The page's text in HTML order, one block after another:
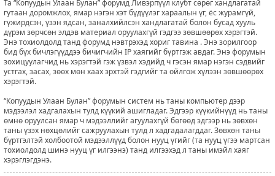
Та “Копуудын Улаан Булан” форумд Ливэрпүүл клубт сөрөг хандлагатай
гутаан доромжлох, ямар нэгэн хэт бүдүүлэг хараалын үг, ёс журамгүй,
гүжирдсэн, үзэн ядсан, заналхийлсэн хандлагатай болон бусад хууль
дүрэм зөрчсөн элдэв материал оруулахгүй гэдгээ зөвшөөрөх хэрэгтэй.
Энэ тохиолдолд танд форумд нэвтрэхэд хориг тавина . Энэ зорилгоор
бид бүх бичлэгүүддээ бичигчийн IP хаягийг бүртгэж авдаг. Энэ форумын
зохицуулагчид нь хэрэгтэй гэж үзвэл хэдийд ч гэсэн ямар нэгэн сэдвийг
устгах, засах, зөөх мөн хаах эрхтэй гэдгийг та ойлгож хүлээн зөвшөөрөх
хэрэгтэй.
“Копуудын Улаан Булан” форумын систем нь таны компьютер дээр
мэдээлэл хадгалахын тулд күүкий ашигладаг. Эдгээр күүкийнүүд нь таны
өмнө оруулсан ямар ч мэдээллийг агуулахгүй бөгөөд эдгээр нь зөвхөн
таны үзэх нөхцөлийг сажруулахын тулд л хадгадалагддаг. Зөвхөн таны
бүртгэлтэй холбоотой мэдээллүүд болон нууц үгийг (та нууц үгээ мартсан
тохиолдолд шинэ нууц үг илгээнэ) танд илгээхэд л таны имэйл хаяг
хэрэглэгдэнэ.